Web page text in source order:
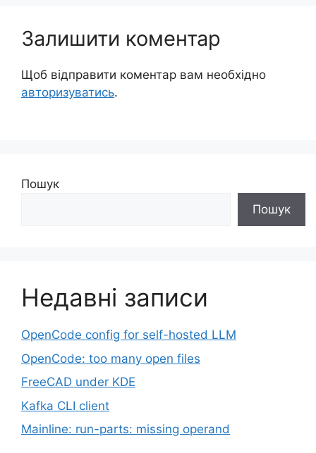
Залишити коментар
Щоб відправити коментар вам необхідно
авторизуватись.
Пошук
Пошук
Недавні записи
OpenCode config for self-hosted LLM
OpenCode: too many open files
FreeCAD under KDE
Kafka CLI client
Mainline: run-parts: missing operand